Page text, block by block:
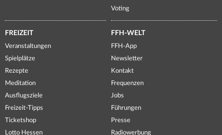
Voting
FREIZEIT
Veranstaltungen
Spielplätze
Rezepte
Meditation
Ausflugsziele
Freizeit-Tipps
Ticketshop
Lotto Hessen
FFH-WELT
FFH-App
Newsletter
Kontakt
Frequenzen
Jobs
Führungen
Presse
Radiowerbung